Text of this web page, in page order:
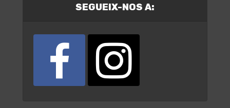
SEGUEIX-NOS A: